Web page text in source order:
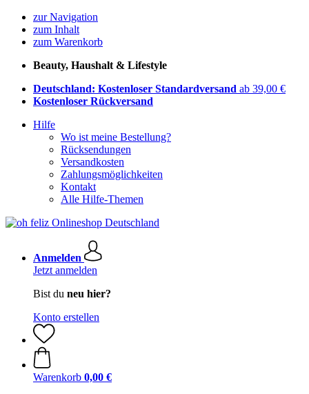
zur Navigation
zum Inhalt
zum Warenkorb
Beauty, Haushalt & Lifestyle
Deutschland: Kostenloser Standardversand ab 39,00 €
Kostenloser Rückversand
Hilfe
Wo ist meine Bestellung?
Rücksendungen
Versandkosten
Zahlungsmöglichkeiten
Kontakt
Alle Hilfe-Themen
Anmelden
Jetzt anmelden
Bist du neu hier?
Konto erstellen
Warenkorb 0,00 €